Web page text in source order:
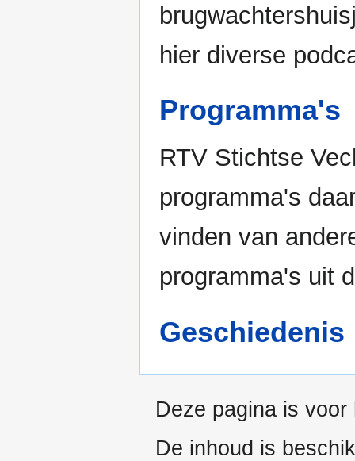
hier diverse
Programma's
RTV Stichtse
programma's
vinden van
programma's uit
Geschiedenis
Deze pagina is
De inhoud is